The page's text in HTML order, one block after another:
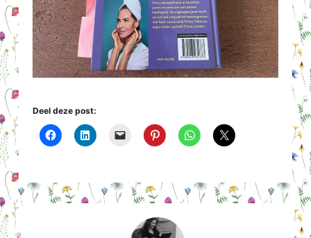
Deel deze post: